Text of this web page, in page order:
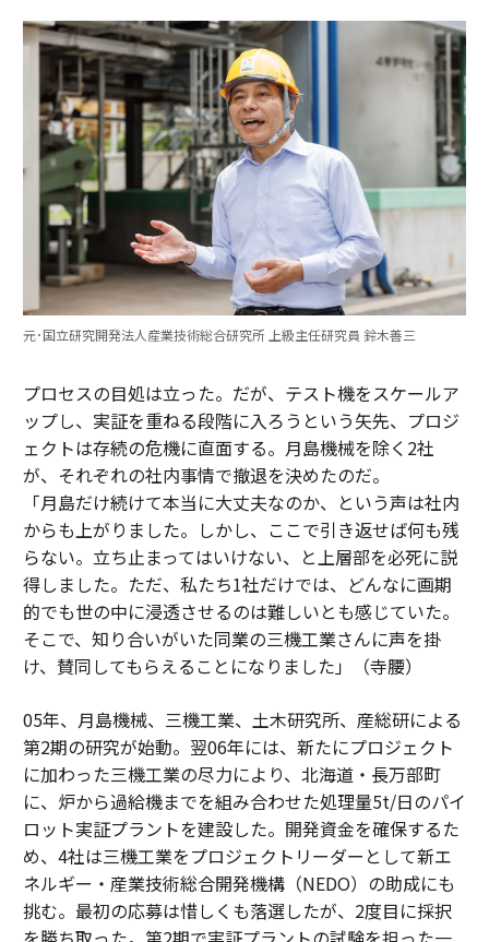
元･国立研究開発法人産業技術総合研究所 上級主任研究員 鈴木善三
プロセスの目処は立った。だが、テスト機をスケールア
ップし、実証を重ねる段階に入ろうという矢先、プロジ
ェクトは存続の危機に直面する。月島機械を除く2社
が、それぞれの社内事情で撤退を決めたのだ。
「月島だけ続けて本当に大丈夫なのか、という声は社内
からも上がりました。しかし、ここで引き返せば何も残
らない。立ち止まってはいけない、と上層部を必死に説
得しました。ただ、私たち1社だけでは、どんなに画期
的でも世の中に浸透させるのは難しいとも感じていた。
そこで、知り合いがいた同業の三機工業さんに声を掛
け、賛同してもらえることになりました」（寺腰）
05年、月島機械、三機工業、土木研究所、産総研による
第2期の研究が始動。翌06年には、新たにプロジェクト
に加わった三機工業の尽力により、北海道・長万部町
に、炉から過給機までを組み合わせた処理量5t/日のパイ
ロット実証プラントを建設した。開発資金を確保するた
め、4社は三機工業をプロジェクトリーダーとして新エ
ネルギー・産業技術総合開発機構（NEDO）の助成にも
挑む。最初の応募は惜しくも落選したが、2度目に採択